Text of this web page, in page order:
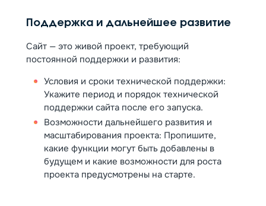
Поддержка и дальнейшее развитие
Сайт — это живой проект, требующий
постоянной поддержки и развития:
Условия и сроки технической поддержки:
Укажите период и порядок технической
поддержки сайта после его запуска.
Возможности дальнейшего развития и
масштабирования проекта: Пропишите,
какие функции могут быть добавлены в
будущем и какие возможности для роста
проекта предусмотрены на старте.